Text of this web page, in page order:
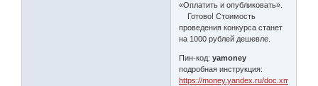
«Оплатить и опубликовать».
Готово! Стоимость
проведения конкурса станет
на 1000 рублей дешевле.
Пин-код:yamoney
подробная инструкция:
https://money.yandex.ru/doc.xml?